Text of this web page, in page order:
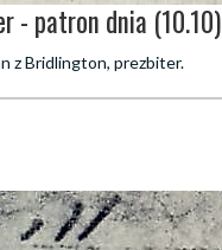
- patron dnia (10.10)
z Bridlington, prezbiter.